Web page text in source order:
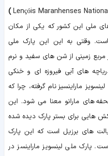
)
ملی این کشور که یکی از مکان
وقتی به این این پارک ملی
نگری، 1550 کیلومتر مربع زمینی از شن های سفید و نرم
های آبی فیروزه ای و خنکی
ماراینسیز نام گرفته، چرا که
های مارانو معنا می شود. این
برای بستر پارک دیده شده
های برزیل است که این پارک
پارک ملی لینسویز ماراینسز در